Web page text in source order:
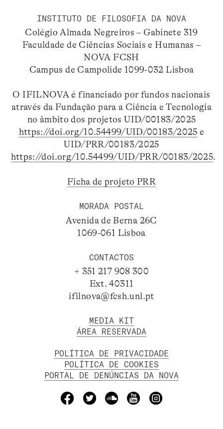
INSTITUTO DE FILOSOFIA DA NOVA
Colégio Almada Negreiros – Gabinete 319
Faculdade de Ciências Sociais e Humanas –
NOVA FCSH
Campus de Campolide 1099-032 Lisboa
O IFILNOVA é financiado por fundos nacionais
através da Fundação para a Ciência e Tecnologia
no âmbito dos projetos UID/00183/2025
https://doi.org/10.54499/UID/00183/2025 e
UID/PRR/00183/2025
https://doi.org/10.54499/UID/PRR/00183/2025.
Ficha de projeto PRR
MORADA POSTAL
Avenida de Berna 26C
1069-061 Lisboa
CONTACTOS
+ 351 217 908 300
Ext. 40311
ifilnova@fcsh.unl.pt
MEDIA KIT
ÁREA RESERVADA
POLÍTICA DE PRIVACIDADE
POLÍTICA DE COOKIES
PORTAL DE DENÚNCIAS DA NOVA